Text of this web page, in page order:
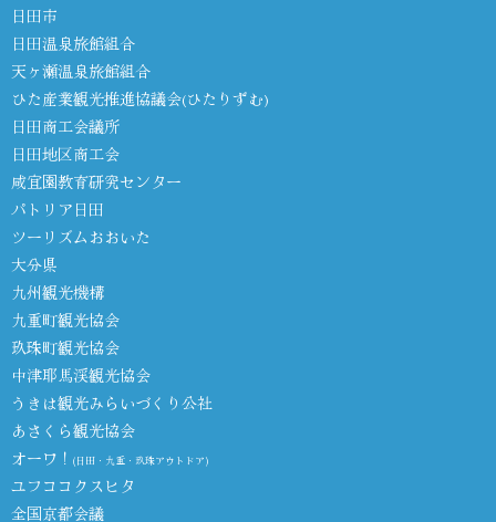
日田市
日田温泉旅館組合
天ヶ瀬温泉旅館組合
ひた産業観光推進協議会(ひたりずむ)
日田商工会議所
日田地区商工会
咸宜園教育研究センター
パトリア日田
ツーリズムおおいた
大分県
九州観光機構
九重町観光協会
玖珠町観光協会
中津耶馬渓観光協会
うきは観光みらいづくり公社
あさくら観光協会
オーワ！ (日田・九重・玖珠アウトドア)
ユフココクスヒタ
全国京都会議